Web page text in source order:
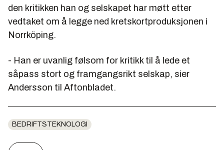
den kritikken han og selskapet har møtt etter
vedtaket om å legge ned kretskortproduksjonen i
Norrköping.
- Han er uvanlig følsom for kritikk til å lede et
såpass stort og framgangsrikt selskap, sier
Andersson til Aftonbladet.
BEDRIFTSTEKNOLOGI